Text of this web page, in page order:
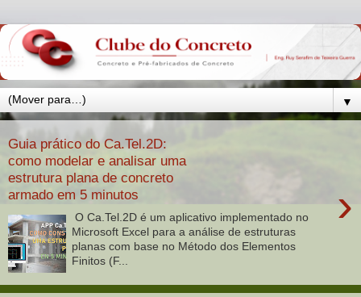
▼
Guia prático do Ca.Tel.2D:
como modelar e analisar uma
estrutura plana de concreto
armado em 5 minutos
›
O Ca.Tel.2D é um aplicativo implementado no
Microsoft Excel para a análise de estruturas
planas com base no Método dos Elementos
Finitos (F...